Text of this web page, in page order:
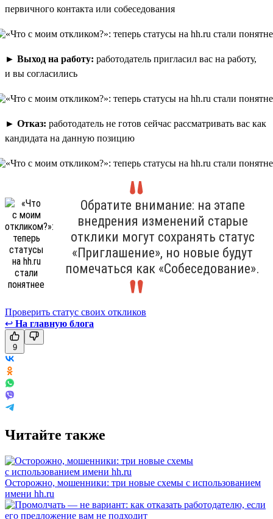
первичного контакта или собеседования
► Выход на работу: работодатель пригласил вас на работу,
и вы согласились
► Отказ: работодатель не готов сейчас рассматривать вас как
кандидата на данную позицию
Обратите внимание: на этапе
внедрения изменений старые
отклики могут сохранять статус
«Приглашение», но новые будут
помечаться как «Собеседование».
Проверить статус своих откликов
↩ На главную блога
9
Читайте также
Осторожно, мошенники: три новые схемы с использованием
имени hh.ru